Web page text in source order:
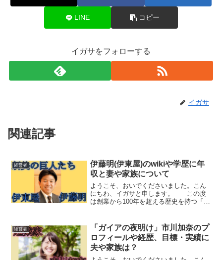
LINE コピー
イガサをフォローする
イガサ
関連記事
経営者
伊藤明(伊東屋)のwikiや学歴に年
収と妻や家族について
ようこそ、おいでくださいました。こん
にちわ、イガサと申します。 この度
は創業から100年を超える歴史を持つ「伊
伊東屋の代表取締役であり出演されるこ
とが見込まれる「...
経営者
「ガイアの夜明け」市川加奈のプ
ロフィールや経歴、目標・実績に
夫や家族は？